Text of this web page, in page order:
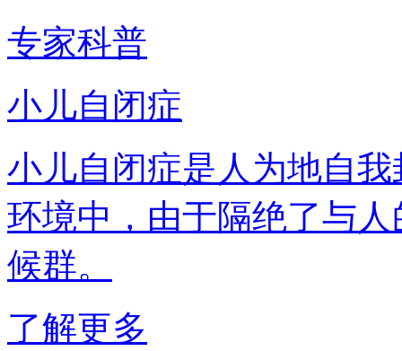
专家科普
小儿自闭症
小儿自闭症是人为地自
环境中，由于隔绝了与
候群。
了解更多